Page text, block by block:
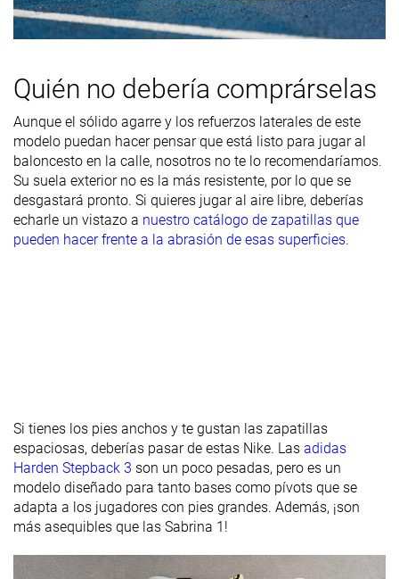
Rigidez del
contrafuerte
Moderadas Flexibles Firmes
Anchura /
Ancha Ancha Media
Anchura de la
parte
delantera
Media Ancha Media
Anchura de la
mediasuela -
Estándar Estándar Estándar
Durabilidad
de la parte
delantera
Buena Decente Decente
Grosor de la
plantilla
Estándar Estándar Estándar
Dureza de la
Estándar
Quién no debería comprárselas
Aunque el sólido agarre y los refuerzos laterales de este
modelo puedan hacer pensar que está listo para jugar al
baloncesto en la calle, nosotros no te lo recomendaríamos.
Su suela exterior no es la más resistente, por lo que se
desgastará pronto. Si quieres jugar al aire libre, deberías
echarle un vistazo a nuestro catálogo de zapatillas que
pueden hacer frente a la abrasión de esas superficies.
Si tienes los pies anchos y te gustan las zapatillas
espaciosas, deberías pasar de estas Nike. Las adidas
Harden Stepback 3 son un poco pesadas, pero es un
modelo diseñado para tanto bases como pívots que se
adapta a los jugadores con pies grandes. Además, ¡son
más asequibles que las Sabrina 1!